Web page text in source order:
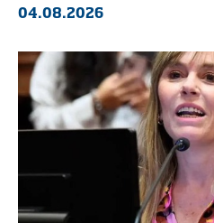
04.08.2026